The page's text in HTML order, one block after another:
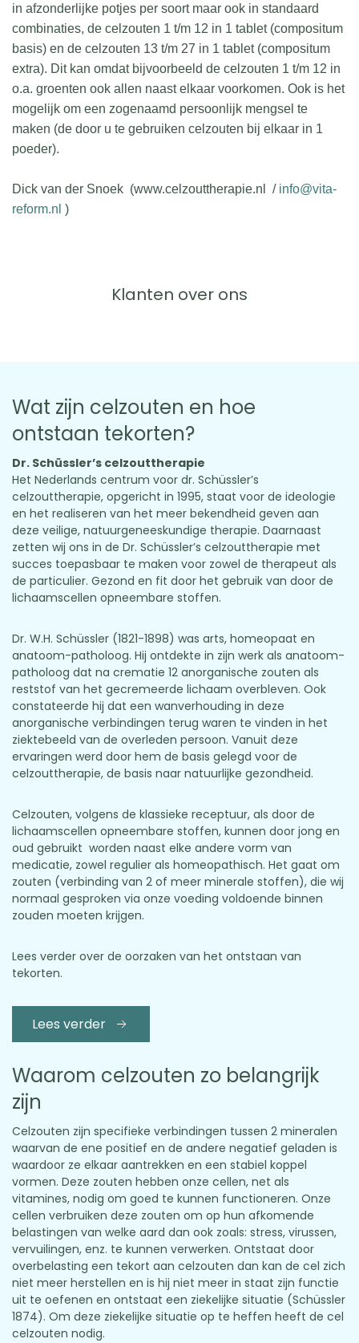
in afzonderlijke potjes per soort maar ook in standaard
combinaties, de celzouten 1 t/m 12 in 1 tablet (compositum
basis) en de celzouten 13 t/m 27 in 1 tablet (compositum
extra). Dit kan omdat bijvoorbeeld de celzouten 1 t/m 12 in
o.a. groenten ook allen naast elkaar voorkomen. Ook is het
mogelijk om een zogenaamd persoonlijk mengsel te
maken (de door u te gebruiken celzouten bij elkaar in 1
poeder).
Dick van der Snoek (www.celzouttherapie.nl / info@vita-
reform.nl )
Klanten over ons
Wat zijn celzouten en hoe
ontstaan tekorten?
Dr. Schüssler’s celzouttherapie
Het Nederlands centrum voor dr. Schüssler’s
celzouttherapie, opgericht in 1995, staat voor de ideologie
en het realiseren van het meer bekendheid geven aan
deze veilige, natuurgeneeskundige therapie. Daarnaast
zetten wij ons in de Dr. Schüssler’s celzouttherapie met
succes toepasbaar te maken voor zowel de therapeut als
de particulier. Gezond en fit door het gebruik van door de
lichaamscellen opneembare stoffen.
Dr. W.H. Schüssler (1821-1898) was arts, homeopaat en
anatoom-patholoog. Hij ontdekte in zijn werk als anatoom-
patholoog dat na crematie 12 anorganische zouten als
reststof van het gecremeerde lichaam overbleven. Ook
constateerde hij dat een wanverhouding in deze
anorganische verbindingen terug waren te vinden in het
ziektebeeld van de overleden persoon. Vanuit deze
ervaringen werd door hem de basis gelegd voor de
celzouttherapie, de basis naar natuurlijke gezondheid.
Celzouten, volgens de klassieke receptuur, als door de
lichaamscellen opneembare stoffen, kunnen door jong en
oud gebruikt worden naast elke andere vorm van
medicatie, zowel regulier als homeopathisch. Het gaat om
zouten (verbinding van 2 of meer minerale stoffen), die wij
normaal gesproken via onze voeding voldoende binnen
zouden moeten krijgen.
Lees verder over de oorzaken van het ontstaan van
tekorten.
Lees verder
Waarom celzouten zo belangrijk
zijn
Celzouten zijn specifieke verbindingen tussen 2 mineralen
waarvan de ene positief en de andere negatief geladen is
waardoor ze elkaar aantrekken en een stabiel koppel
vormen. Deze zouten hebben onze cellen, net als
vitamines, nodig om goed te kunnen functioneren. Onze
cellen verbruiken deze zouten om op hun afkomende
belastingen van welke aard dan ook zoals: stress, virussen,
vervuilingen, enz. te kunnen verwerken. Ontstaat door
overbelasting een tekort aan celzouten dan kan de cel zich
niet meer herstellen en is hij niet meer in staat zijn functie
uit te oefenen en ontstaat een ziekelijke situatie (Schüssler
1874). Om deze ziekelijke situatie op te heffen heeft de cel
celzouten nodig.